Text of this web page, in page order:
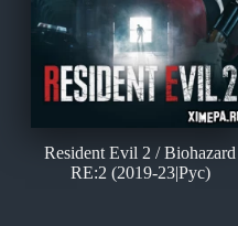
Resident Evil 2 / Biohazard
RE:2 (2019-23|Рус)